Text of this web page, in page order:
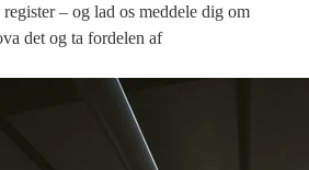
– og lad os meddele dig om
det og ta fordelen af